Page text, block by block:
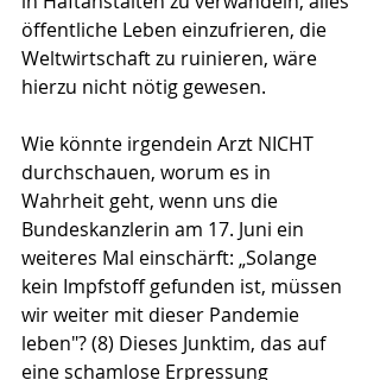
öffentliche Leben einzufrieren, die
Weltwirtschaft zu ruinieren, wäre
hierzu nicht nötig gewesen.
Wie könnte irgendein Arzt NICHT
durchschauen, worum es in
Wahrheit geht, wenn uns die
Bundeskanzlerin am 17. Juni ein
weiteres Mal einschärft: „Solange
kein Impfstoff gefunden ist, müssen
wir weiter mit dieser Pandemie
leben"? (8) Dieses Junktim, das auf
eine schamlose Erpressung